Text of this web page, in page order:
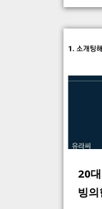
20
빙